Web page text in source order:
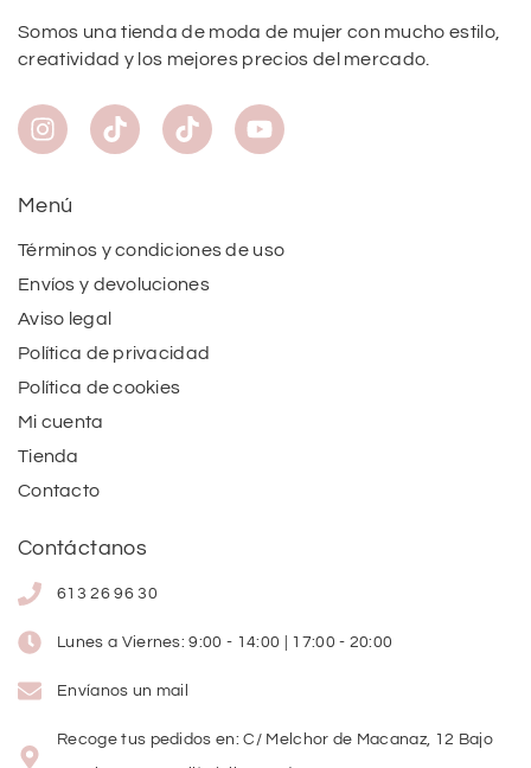
Somos una tienda de moda de mujer con mucho estilo,
creatividad y los mejores precios del mercado.
Menú
Términos y condiciones de uso
Envíos y devoluciones
Aviso legal
Política de privacidad
Política de cookies
Mi cuenta
Tienda
Contacto
Contáctanos
613 26 96 30
Lunes a Viernes: 9:00 - 14:00 | 17:00 - 20:00
Envíanos un mail
Recoge tus pedidos en: C/ Melchor de Macanaz, 12 Bajo